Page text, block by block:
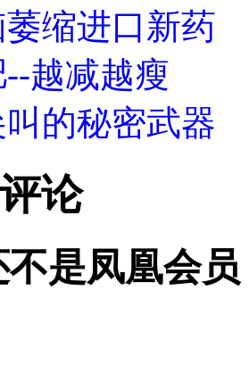
缩进口新药
越减越瘦
的秘密武器
论
不是凤凰会